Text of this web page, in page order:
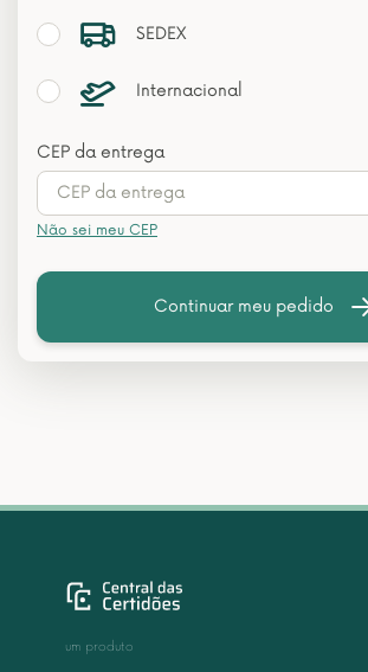
SEDEX
Internacional
CEP da entrega
Não sei meu CEP
Continuar meu pedido
um produto